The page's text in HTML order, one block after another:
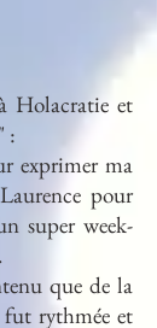
Holacratie et
:
exprimer ma
pour
super week-
que de la
rythmée et